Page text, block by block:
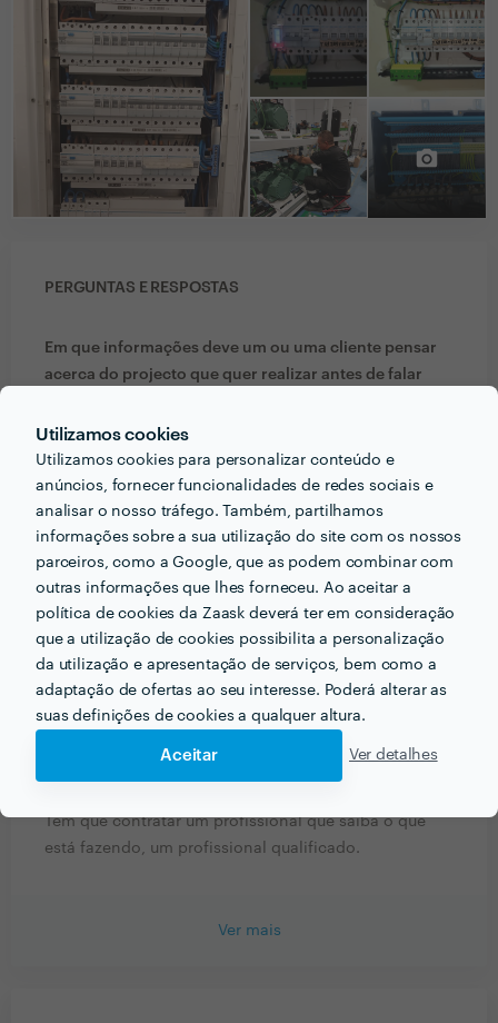
Utilizamos cookies
Utilizamos cookies para personalizar conteúdo e
anúncios, fornecer funcionalidades de redes sociais e
analisar o nosso tráfego. Também, partilhamos
informações sobre a sua utilização do site com os nossos
parceiros, como a Google, que as podem combinar com
outras informações que lhes forneceu. Ao aceitar a
política de cookies da Zaask deverá ter em consideração
que a utilização de cookies possibilita a personalização
da utilização e apresentação de serviços, bem como a
adaptação de ofertas ao seu interesse. Poderá alterar as
suas definições de cookies a qualquer altura.
Aceitar Ver detalhes
PERGUNTAS E RESPOSTAS
Em que informações deve um ou uma cliente pensar
acerca do projecto que quer realizar antes de falar
Caso o cliente não saiba o que vai fazer,.nós temos
engenheiros elétricos e pessoas altamente
qualificados para solucionar todos os seus
problemas.
Que formação e experiência tem relacionadas com a
sua actividade?
Formação em elétrica residencial, predial e industrial
e trabalhamos com qualquer situação relacionado.
Que conselhos daria a alguém que quer contratar
profissionais do seu sector? Há algo fundamental a ter
em conta?
Tem que contratar um profissional que saiba o que
está fazendo, um profissional qualificado.
Ver mais